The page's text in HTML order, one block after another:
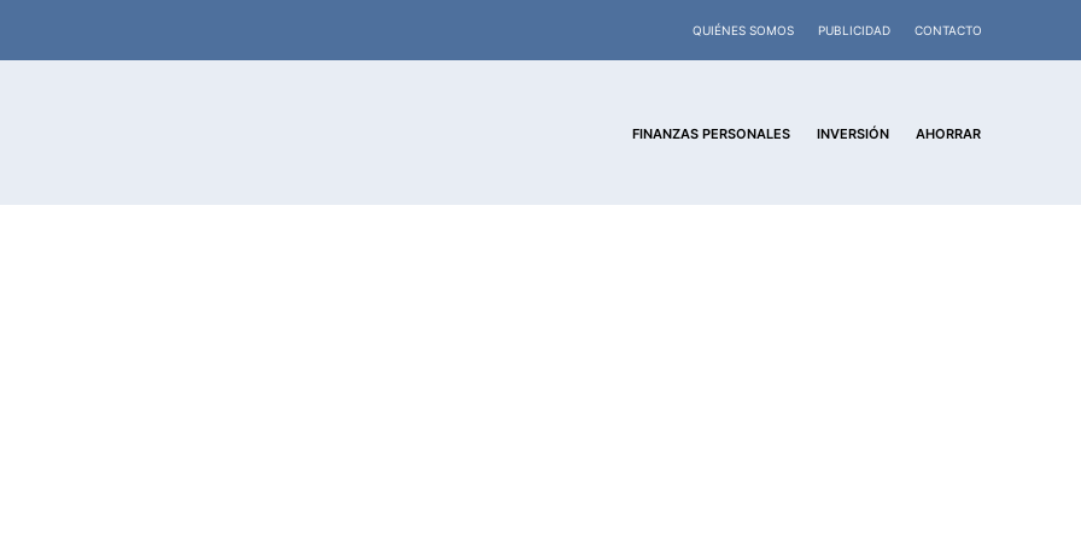
QUIÉNES SOMOS PUBLICIDAD CONTACTO
FINANZAS PERSONALES INVERSIÓN AHORRAR